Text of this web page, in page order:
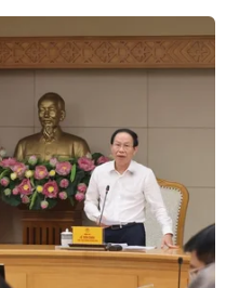
việc tàu sân bay
Sa
Việt Nam Lê Thị Thu
bay của Hoa Kỳ thăm